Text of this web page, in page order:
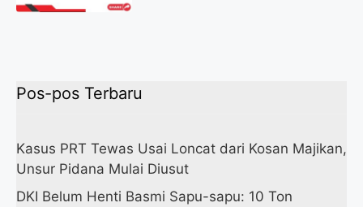
Pos-pos Terbaru
Kasus PRT Tewas Usai Loncat dari Kosan Majikan,
Unsur Pidana Mulai Diusut
DKI Belum Henti Basmi Sapu-sapu: 10 Ton